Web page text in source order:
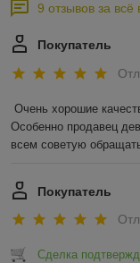
9 отзывов за всё
Покупатель
Очень хорошие
Особенно продавец
всем советую
Покупатель
Сделка